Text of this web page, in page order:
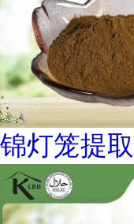
锦灯笼提